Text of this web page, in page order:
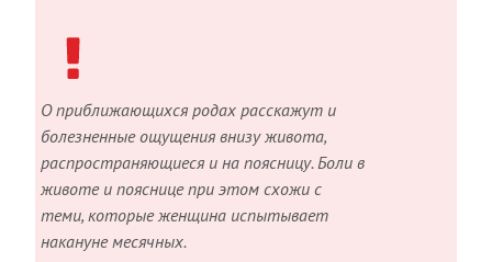
О приближающихся родах расскажут и
болезненные ощущения внизу живота,
распространяющиеся и на поясницу. Боли в
животе и пояснице при этом схожи с
теми, которые женщина испытывает
накануне месячных.